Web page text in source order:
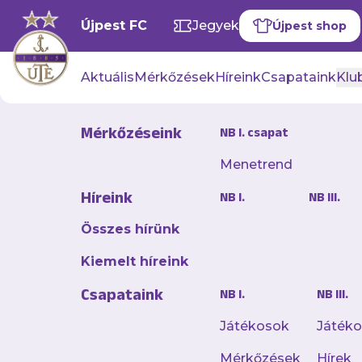
Újpest FC Jegyek Újpest shop
AktuálisMérkőzésekHíreinkCsapataink
Mérkőzéseink NB I. csapat
Menetrend
Híreink
Összes hírünk
Kiemelt híreink
NB I. NB III.
Csapataink NB I.
Játékosok
Mérkőzések
NB III.
Hírek
lecsúszott a
ugyanakkor egy